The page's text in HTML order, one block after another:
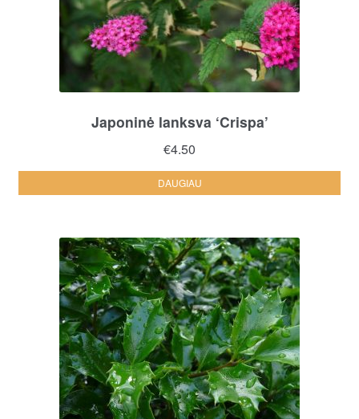
Japoninė lanksva ‘Crispa’
€4.50
DAUGIAU